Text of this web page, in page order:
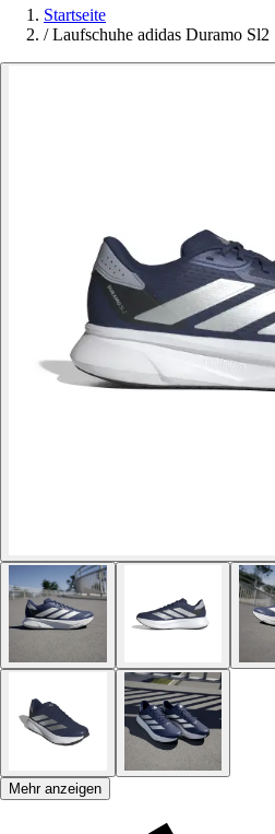
Startseite
/ Laufschuhe adidas Duramo Sl2
Mehr anzeigen